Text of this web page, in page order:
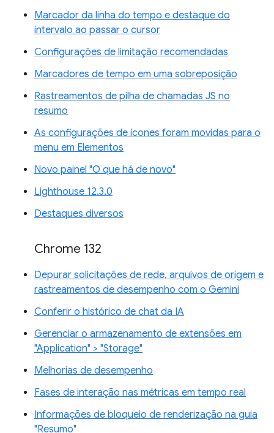
Marcador da linha do tempo e destaque do
intervalo ao passar o cursor
Configurações de limitação recomendadas
Marcadores de tempo em uma sobreposição
Rastreamentos de pilha de chamadas JS no
resumo
As configurações de ícones foram movidas para o
menu em Elementos
Novo painel "O que há de novo"
Lighthouse 12.3.0
Destaques diversos
Chrome 132
Depurar solicitações de rede, arquivos de origem e
rastreamentos de desempenho com o Gemini
Conferir o histórico de chat da IA
Gerenciar o armazenamento de extensões em
"Application" > "Storage"
Melhorias de desempenho
Fases de interação nas métricas em tempo real
Informações de bloqueio de renderização na guia
"Resumo"